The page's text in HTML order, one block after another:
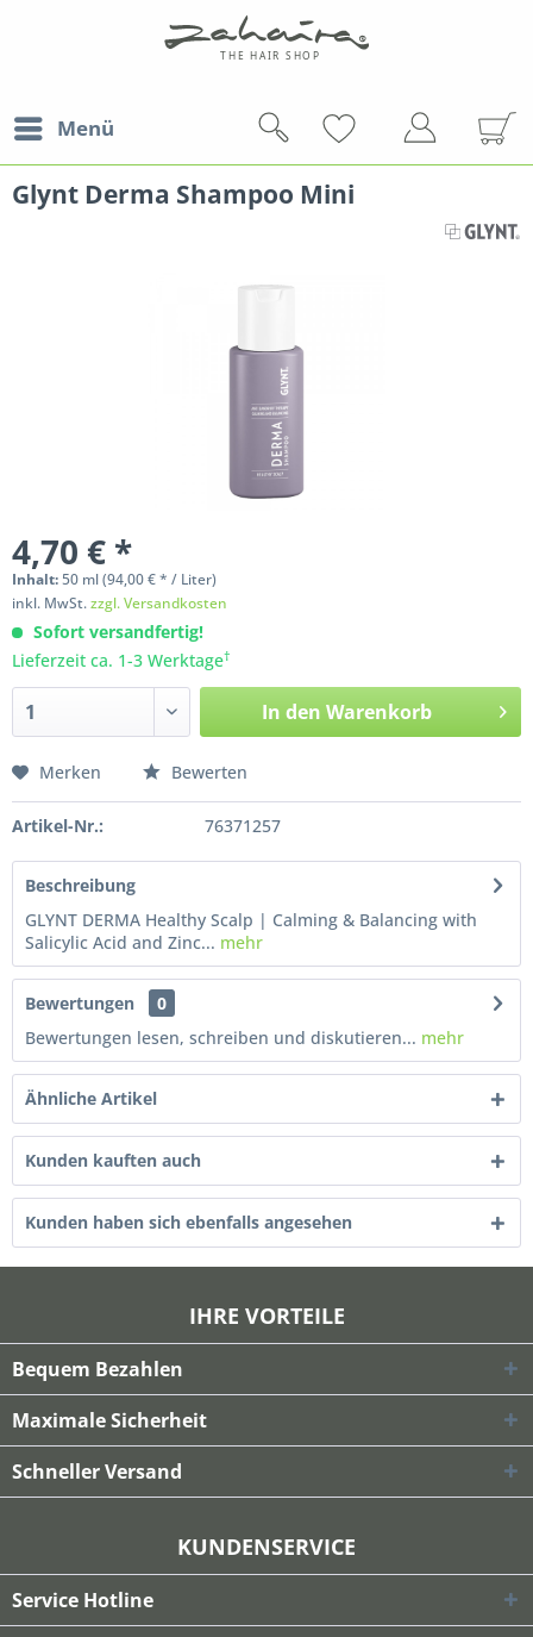
Menü
Glynt Derma Shampoo Mini
4,70 € *
Inhalt:50 ml(94,00 € * / Liter)
inkl. MwSt.zzgl. Versandkosten
Sofort versandfertig!
Lieferzeit ca. 1-3 Werktage†
In den Warenkorb
Merken Bewerten
Artikel-Nr.: 76371257
Beschreibung
GLYNT DERMA Healthy Scalp | Calming & Balancing with
Salicylic Acid and Zinc... mehr
Bewertungen
0
Bewertungen lesen, schreiben und diskutieren... mehr
Ähnliche Artikel
Kunden kauften auch
Kunden haben sich ebenfalls angesehen
IHRE VORTEILE
Bequem Bezahlen
Maximale Sicherheit
Schneller Versand
KUNDENSERVICE
Service Hotline